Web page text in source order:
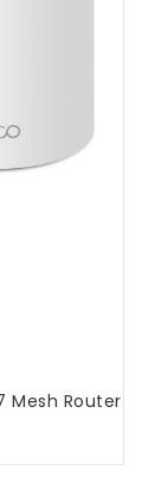
Mesh Router